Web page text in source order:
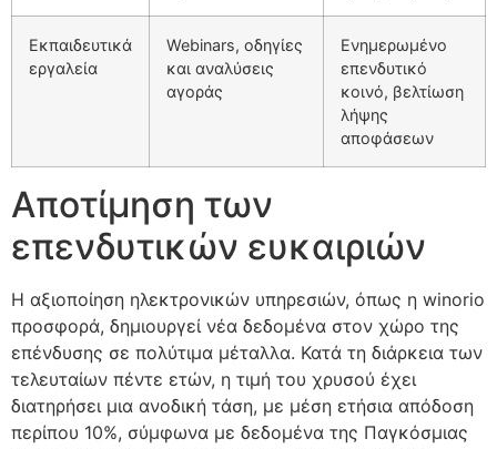
Εκπαιδευτικά
εργαλεία
Webinars, οδηγίες
και αναλύσεις
αγοράς
Ενημερωμένο
επενδυτικό
κοινό, βελτίωση
λήψης
αποφάσεων
Αποτίμηση των
επενδυτικών ευκαιριών
Η αξιοποίηση ηλεκτρονικών υπηρεσιών, όπως η winorio
προσφορά, δημιουργεί νέα δεδομένα στον χώρο της
επένδυσης σε πολύτιμα μέταλλα. Κατά τη διάρκεια των
τελευταίων πέντε ετών, η τιμή του χρυσού έχει
διατηρήσει μια ανοδική τάση, με μέση ετήσια απόδοση
περίπου 10%, σύμφωνα με δεδομένα της Παγκόσμιας